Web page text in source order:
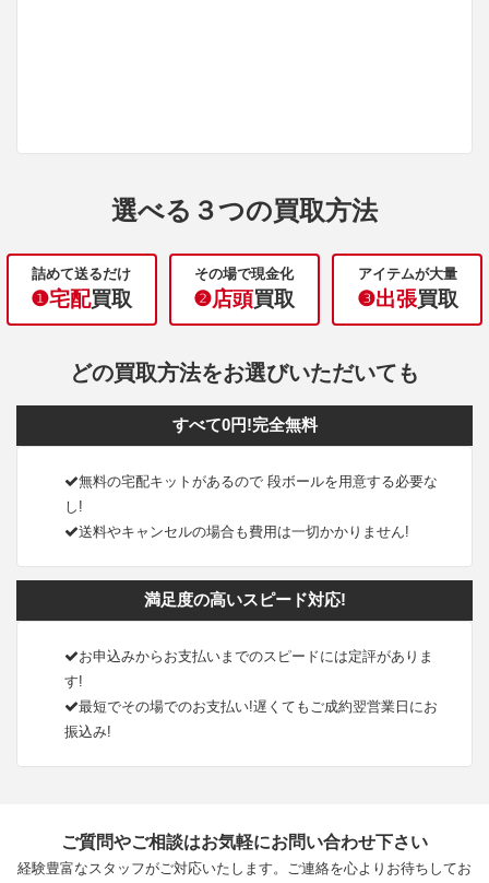
選べる３つの買取方法
詰めて送るだけ
❶宅配買取
その場で現金化
❷店頭買取
アイテムが大量
❸出張買取
どの買取方法をお選びいただいても
すべて0円!完全無料
無料の宅配キットがあるので 段ボールを用意する必要な
し!
送料やキャンセルの場合も費用は一切かかりません!
満足度の高いスピード対応!
お申込みからお支払いまでのスピードには定評がありま
す!
最短でその場でのお支払い!遅くてもご成約翌営業日にお
振込み!
ご質問やご相談はお気軽にお問い合わせ下さい
経験豊富なスタッフがご対応いたします。ご連絡を心よりお待ちしてお